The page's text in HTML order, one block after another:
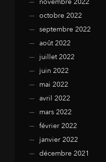
octobre 2022
septembre 2022
août 2022
juillet 2022
juin 2022
mai 2022
avril 2022
mars 2022
février 2022
janvier 2022
décembre 2021